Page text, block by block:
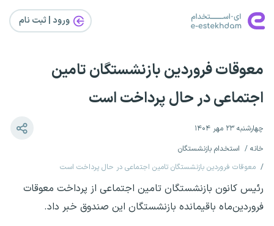
ورود | ثبت‌ نام
معوقات فروردین بازنشستگان تامین
اجتماعی در حال پرداخت است
چهارشنبه ۲۳ مهر ۱۴۰۴
خانه
استخدام بازنشستگان
معوقات فروردین بازنشستگان تامین اجتماعی در حال پرداخت است
رئیس کانون بازنشستگان تامین اجتماعی از پرداخت معوقات
فروردین‌ماه باقیمانده بازنشستگان این صندوق خبر داد.